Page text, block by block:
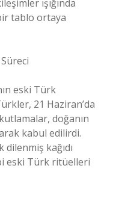
ışığında
tablo ortaya
eski Türk
21 Haziran’da
doğanın
kabul edilirdi.
kağıdı
eski Türk ritüelleri